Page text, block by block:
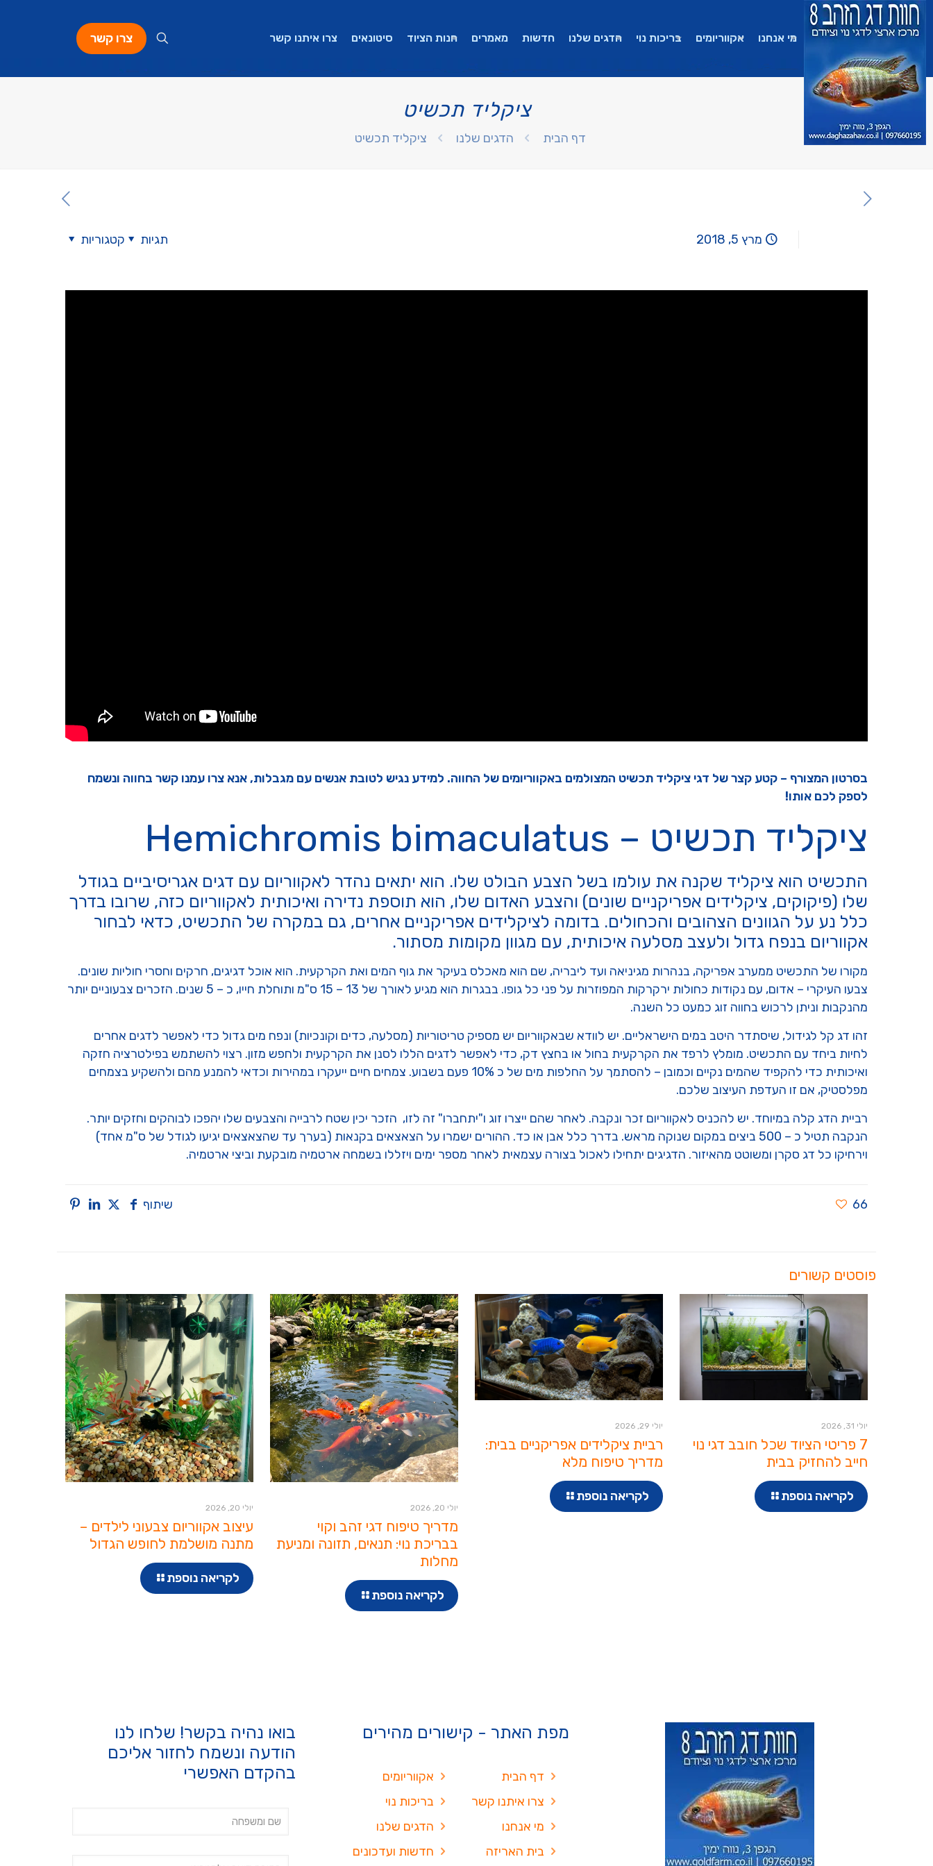
מי אנחנו אקווריומים בריכות נוי הדגים שלנו חדשות מאמרים חנות הציוד סיטונאים צרו איתנו קשר צרו קשר
ציקליד תכשיט
דף הבית הדגים שלנו ציקליד תכשיט
מרץ 5, 2018 קטגוריות תגיות
בסרטון המצורף – קטע קצר של דגי ציקליד תכשיט המצולמים באקווריומים של החווה. למידע נגיש לטובת אנשים עם מגבלות, אנא צרו עמנו קשר בחווה ונשמח
לספק לכם אותו!
ציקליד תכשיט – Hemichromis bimaculatus
התכשיט הוא ציקליד שקנה את עולמו בשל הצבע הבולט שלו. הוא יתאים נהדר לאקווריום עם דגים אגריסיביים בגודל
שלו (פיקוקים, ציקלידים אפריקניים שונים) והצבע האדום שלו, הוא תוספת נדירה ואיכותית לאקווריום כזה, שרובו בדרך
כלל נע על הגוונים הצהובים והכחולים. בדומה לציקלידים אפריקניים אחרים, גם במקרה של התכשיט, כדאי לבחור
אקווריום בנפח גדול ולעצב מסלעה איכותית, עם מגוון מקומות מסתור.
מקורו של התכשיט ממערב אפריקה, בנהרות מגיניאה ועד ליבריה, שם הוא מאכלס בעיקר את גוף המים ואת הקרקעית. הוא אוכל דגיגים, חרקים וחסרי חוליות שונים.
צבעו העיקרי – אדום, עם נקודות כחולות ירקרקות המפוזרות על פני כל גופו. בבגרות הוא מגיע לאורך של 13 – 15 ס"מ ותוחלת חייו, כ – 5 שנים. הזכרים צבעוניים יותר
מהנקבות וניתן לרכוש בחווה זוג כמעט כל השנה.
זהו דג קל לגידול, שיסתדר היטב במים הישראליים. יש לוודא שבאקווריום יש מספיק טריטוריות (מסלעה, כדים וקונכיות) ונפח מים גדול כדי לאפשר לדגים אחרים
לחיות ביחד עם התכשיט. מומלץ לרפד את הקרקעית בחול או בחצץ דק, כדי לאפשר לדגים הללו לסנן את הקרקעית ולחפש מזון. רצוי להשתמש בפילטרציה חזקה
ואיכותית כדי להקפיד שהמים נקיים וכמובן – להסתמך על החלפות מים של כ 10% פעם בשבוע. צמחים חיים ייעקרו במהירות וכדאי להמנע מהם ולהשקיע בצמחים
מפלסטיק, אם זו העדפת העיצוב שלכם.
רביית הדג קלה במיוחד. יש להכניס לאקווריום זכר ונקבה. לאחר שהם ייצרו זוג ו"יתחברו" זה לזו, הזכר יכין שטח לרבייה והצבעים שלו יהפכו לבוהקים וחזקים יותר.
הנקבה תטיל כ – 500 ביצים במקום שנוקה מראש. בדרך כלל אבן או כד. ההורים ישמרו על הצאצאים בקנאות (בערך עד שהצאצאים יגיעו לגודל של ס"מ אחד)
וירחיקו כל דג סקרן ומשוטט מהאיזור. הדגיגים יתחילו לאכול בצורה עצמאית לאחר מספר ימים ויזללו בשמחה ארטמיה מובקעת וביצי ארטמיה.
שיתוף 66
פוסטים קשורים
יולי 31, 2026
7 פריטי הציוד שכל חובב דגי נוי
חייב להחזיק בבית
לקריאה נוספת
יולי 29, 2026
רביית ציקלידים אפריקניים בבית:
מדריך טיפוח מלא
לקריאה נוספת
יולי 20, 2026
מדריך טיפוח דגי זהב וקוי
בבריכת נוי: תנאים, תזונה ומניעת
מחלות
לקריאה נוספת
יולי 20, 2026
עיצוב אקווריום צבעוני לילדים –
מתנה מושלמת לחופש הגדול
לקריאה נוספת
מפת האתר - קישורים מהירים
אקווריומים
בריכות נוי
הדגים שלנו
חדשות ועדכונים
דף הבית
צרו איתנו קשר
מי אנחנו
בית האריזה
בואו נהיה בקשר! שלחו לנו
הודעה ונשמח לחזור אליכם
בהקדם האפשרי